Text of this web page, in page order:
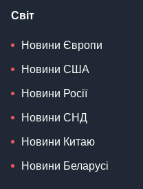
Світ
Новини Європи
Новини США
Новини Росії
Новини СНД
Новини Китаю
Новини Беларусі